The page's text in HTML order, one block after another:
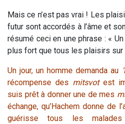
Mais ce n’est pas vrai ! Les
futur sont accordés à l’âme et
résumé ceci en une phrase : «
plus fort que tous les plaisirs sur
Un jour, un homme demanda au
récompense des mitsvot est
suis prêt à donner une de mes
échange, qu’Hachem donne de
guérisse tous les